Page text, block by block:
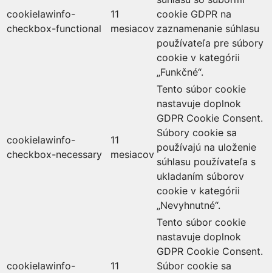
cookielawinfo-
checkbox-functional
11
mesiacov
cookie GDPR na
zaznamenanie súhlasu
používateľa pre súbory
cookie v kategórii
„Funkčné“.
cookielawinfo-
checkbox-necessary
11
mesiacov
Tento súbor cookie
nastavuje doplnok
GDPR Cookie Consent.
Súbory cookie sa
používajú na uloženie
súhlasu používateľa s
ukladaním súborov
cookie v kategórii
„Nevyhnutné“.
cookielawinfo-
11
Tento súbor cookie
nastavuje doplnok
GDPR Cookie Consent.
Súbor cookie sa